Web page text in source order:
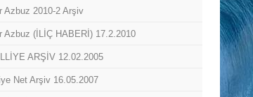
Azbuz 2010-2 Arşiv
Azbuz (İLİÇ HABERİ) 17.2.2010
ARŞİV 12.02.2005
Net Arşiv 16.05.2007